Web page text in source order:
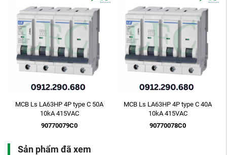
MCB Ls LA63HP 4P type C 50A
10kA 415VAC
90770079C0
MCB Ls LA63HP 4P type C 40A
10kA 415VAC
90770078C0
Sản phẩm đã xem